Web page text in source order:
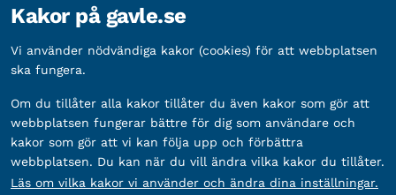
Organisationsnummer: 212000-2338
Bankgironummer: 5888-2333
Kakor på gavle.se
Vi använder nödvändiga kakor (cookies) för att webbplatsen
ska fungera.
Om du tillåter alla kakor tillåter du även kakor som gör att
webbplatsen fungerar bättre för dig som användare och
kakor som gör att vi kan följa upp och förbättra
webbplatsen. Du kan när du vill ändra vilka kakor du tillåter.
Läs om vilka kakor vi använder och ändra dina inställningar.